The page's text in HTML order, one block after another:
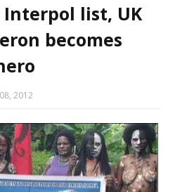
list, UK
becomes
2012